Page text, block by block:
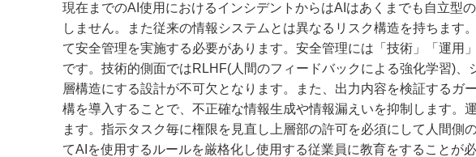
現在までのAI使用におけるインシデントからはAIはあくまでも自立型
しません。また従来の情報システムとは異なるリスク構造を持ちます
て安全管理を実施する必要があります。安全管理には「技術」「運用
です。技術的側面ではRLHF(人間のフィードバックによる強化学習)
層構造にする設計が不可欠となります。また、出力内容を検証するガ
構を導入することで、不正確な情報生成や情報漏えいを抑制します。
ます。指示タスク毎に権限を見直し上層部の許可を必須にして人間側
てAIを使用するルールを厳格化し使用する従業員に教育をすることが